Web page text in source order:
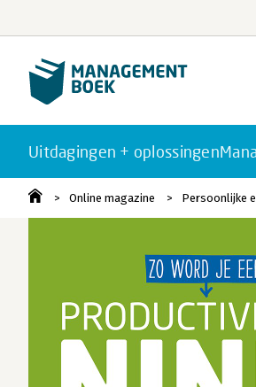
Uitdagingen + oplossingen
Online magazine Persoonlijke